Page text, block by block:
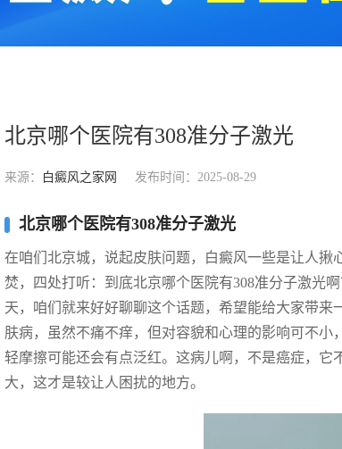
北京哪个医院有308准分子激光
来源： 白癜风之家网 发布时间：2025-08-29
北京哪个医院有308准分子激光
在咱们北京城，说起皮肤问题，白癜风一些是让人
焚，四处打听：到底北京哪个医院有308准分子激光
天，咱们就来好好聊聊这个话题，希望能给大家带
肤病，虽然不痛不痒，但对容貌和心理的影响可不
轻摩擦可能还会有点泛红。这病儿啊，不是癌症，
大，这才是较让人困扰的地方。